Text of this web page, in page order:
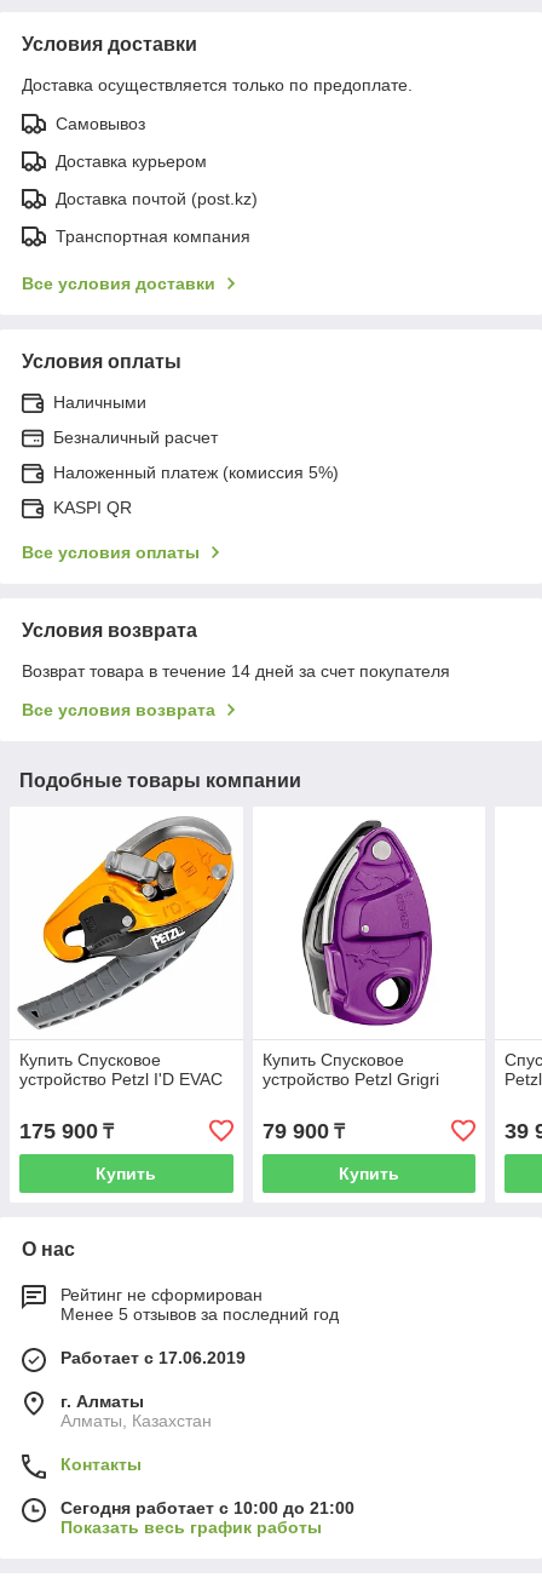
Условия доставки
Доставка осуществляется только по предоплате.
Самовывоз
Доставка курьером
Доставка почтой (post.kz)
Транспортная компания
Все условия доставки
Условия оплаты
Наличными
Безналичный расчет
Наложенный платеж (комиссия 5%)
KASPI QR
Все условия оплаты
Условия возврата
Возврат товара в течение 14 дней за счет покупателя
Все условия возврата
Подобные товары компании
Купить Спусковое
устройство Petzl I'D EVAC
175 900 ₸
Купить
Купить Спусковое
устройство Petzl Grigri
79 900₸
Купить
39
О нас
Рейтинг не сформирован
Менее 5 отзывов за последний год
Работает с 17.06.2019
г. Алматы
Алматы, Казахстан
Контакты
Сегодня работает с 10:00 до 21:00
Показать весь график работы